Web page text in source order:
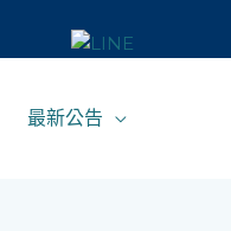
最新公告